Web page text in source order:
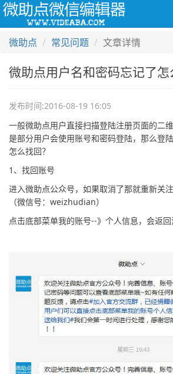
微助点
常见问题 文章详情
微助点用户名和密码忘记了怎
发布时间:2016-08-19 16:05
一般微助点用户直接扫描登陆注册页面的二
是部分用户会使用账号和密码登陆，那么登
怎么找回？
1、找回账号
进入微助点公众号，如果取消了那就重新关
（微信号：weizhudian）
点击底部菜单我的账号--》个人信息，会返回